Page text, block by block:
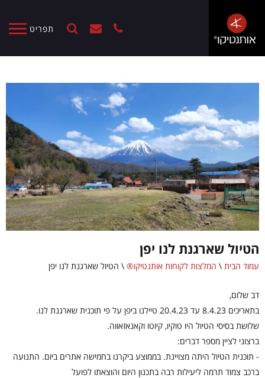
תפריט
הטיול שארגנת לנו יפן
עמוד הבית \ המלצות לקוחות אותנטיקו® \ הטיול שארגנת לנו יפן
דב שלום,
בתאריכים 8.4.23 עד 20.4.23 טיילנו ביפן על פי תוכנית שארגנת לנו.
שלושת בסיסי הטיול היו טוקיו, קיוטו וקאנאזאווה.
ברצוני לציין מספר דברים:
- תוכנית הטיול היתה מצויינת. בממוצע ביקרנו בחמישה אתרים ביום. התנועה
ברכב צמוד תרמה ליעילות רבה בתכנון היום והוצאתו לפועל